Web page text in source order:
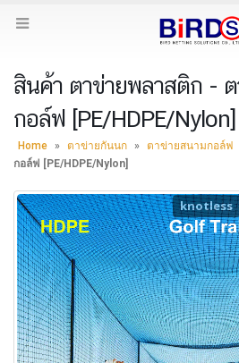
สินค้า ตาข่ายพลาสติก -
กอล์ฟ [PE/HDPE/Nylon]
Home » ตาข่ายกันนก » ตาข่ายสนามกอล์ฟ
กอล์ฟ [PE/HDPE/Nylon]
knotless